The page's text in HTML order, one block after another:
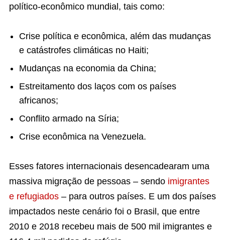
político-econômico mundial, tais como:
Crise política e econômica, além das mudanças
e catástrofes climáticas no Haiti;
Mudanças na economia da China;
Estreitamento dos laços com os países
africanos;
Conflito armado na Síria;
Crise econômica na Venezuela.
Esses fatores internacionais desencadearam uma
massiva migração de pessoas – sendo imigrantes
e refugiados – para outros países. E um dos países
impactados neste cenário foi o Brasil, que entre
2010 e 2018 recebeu mais de 500 mil imigrantes e